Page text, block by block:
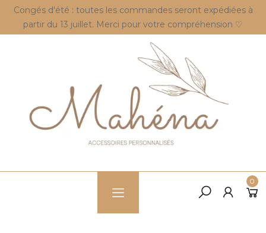
Congés d'été : toutes les commandes seront expédiées à
partir du 13 juillet. Merci pour votre compréhension ♡
0